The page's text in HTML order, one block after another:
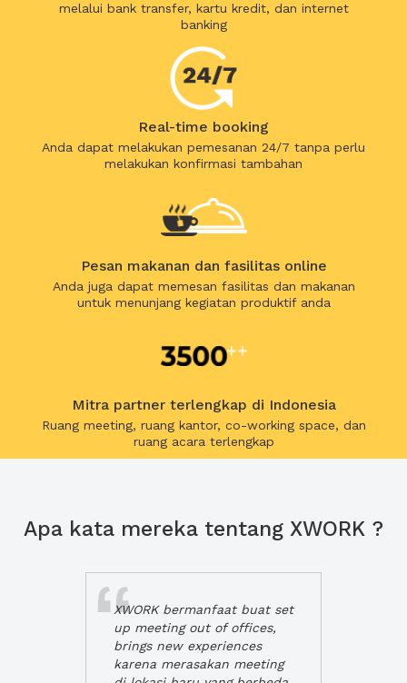
melalui bank transfer, kartu kredit, dan internet
banking
Real-time booking
Anda dapat melakukan pemesanan 24/7 tanpa perlu
melakukan konfirmasi tambahan
Pesan makanan dan fasilitas online
Anda juga dapat memesan fasilitas dan makanan
untuk menunjang kegiatan produktif anda
Mitra partner terlengkap di Indonesia
Ruang meeting, ruang kantor, co-working space, dan
ruang acara terlengkap
Apa kata mereka tentang XWORK ?
XWORK bermanfaat buat set
up meeting out of offices,
brings new experiences
karena merasakan meeting